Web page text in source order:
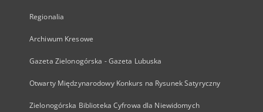
Regionalia
Archiwum Kresowe
Gazeta Zielonogórska - Gazeta Lubuska
Otwarty Międzynarodowy Konkurs na Rysunek Satyryczny
Zielonogórska Biblioteka Cyfrowa dla Niewidomych